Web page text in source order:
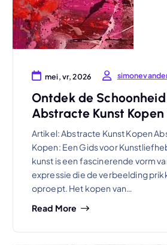
mei, vr, 2026
Ontdek de
Abstracte Kunst Kopen
Artikel: Abstracte Kunst Kopen
Kopen: Een Gids voor
kunst is een fascinerende vorm
expressie die de verbeelding
oproept. Het kopen van…
Read More